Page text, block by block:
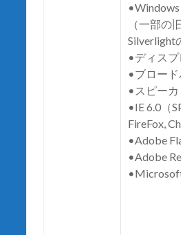
•Windows
（一部の
Silverlight
•ディス
•ブロー
•スピー
•IE 6.0（
FireFox,
•Adobe
•Adobe